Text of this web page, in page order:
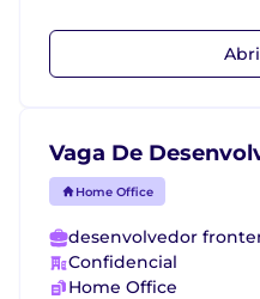
Vaga De
Home Office
desenvolvedor
Confidencial
Home Office